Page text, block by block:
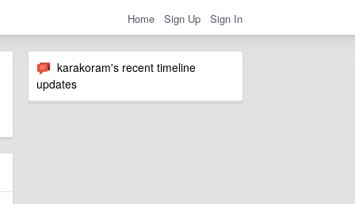
Home Sign Up Sign In
karakoram's recent timeline
updates